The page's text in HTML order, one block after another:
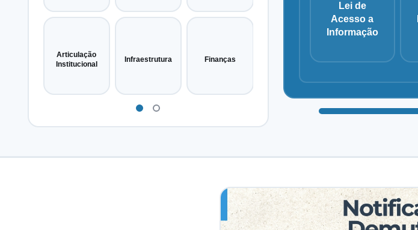
Articulação
Institucional
Infraestrutura Finanças
Lei de
Acesso a
Informação